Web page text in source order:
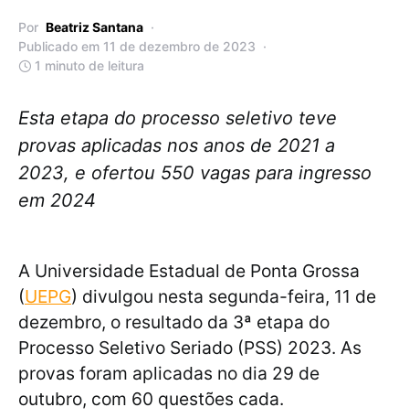
Por Beatriz Santana
Publicado em 11 de dezembro de 2023
1 minuto de leitura
Esta etapa do processo seletivo teve
provas aplicadas nos anos de 2021 a
2023, e ofertou 550 vagas para ingresso
em 2024
A Universidade Estadual de Ponta Grossa
(UEPG) divulgou nesta segunda-feira, 11 de
dezembro, o resultado da 3ª etapa do
Processo Seletivo Seriado (PSS) 2023. As
provas foram aplicadas no dia 29 de
outubro, com 60 questões cada.